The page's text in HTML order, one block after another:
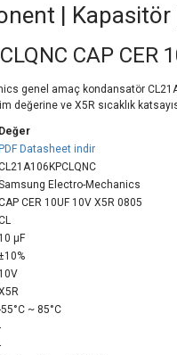
| Kapasitör
CAP CER
genel amaç kondansatör
değerine ve X5R sıcaklık
Değer
Datasheet indir
Electro-Mechanics
CER 10UF 10V X5R 0805
10 µF
10V
~ 85°C